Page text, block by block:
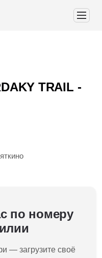
TRAIL -
по номеру
— загрузите своё